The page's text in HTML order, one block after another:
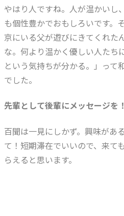
やはり人ですね。人が温かいし
も個性豊かでおもしろいです。
京にいる父が遊びにきてくれた
な。何より温かく優しい人たち
という気持ちが分かる。」って
でした。
先輩として後輩にメッセージを！
百聞は一見にしかず。興味があ
て！短期滞在でいいので、来て
らえると思います。